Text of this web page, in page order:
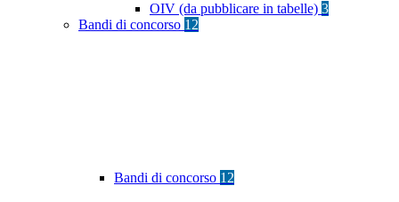
OIV (da pubblicare in tabelle) 3
Bandi di concorso 12
Bandi di concorso 12